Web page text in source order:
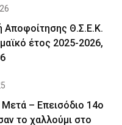
Αποφοίτησης Θ.Σ.Ε.Κ.
έτος 2025-2026,
Μετά – Επεισόδιο 14ο
το χαλλούμι στο